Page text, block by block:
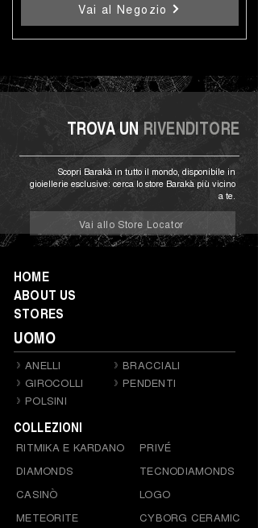
Vai al Negozio
TROVA UN RIVENDITORE
Scopri Barakà in tutto il mondo, disponibile in
gioiellerie esclusive: cerca lo store Barakà più vicino
a te.
Vai allo Store Locator
HOME
ABOUT US
STORES
UOMO
ANELLI
GIROCOLLI
POLSINI
BRACCIALI
PENDENTI
COLLEZIONI
RITMIKA E KARDANO
DIAMONDS
CASINÒ
METEORITE
PRIVÉ
TECNODIAMONDS
LOGO
CYBORG CERAMIC